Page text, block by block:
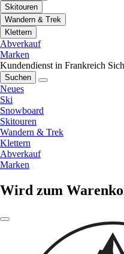
Skitouren
Wandern & Trek
Klettern
Abverkauf
Marken
Kundendienst in Frankreich
Suchen
Neues
Ski
Snowboard
Skitouren
Wandern & Trek
Klettern
Abverkauf
Marken
Wird zum